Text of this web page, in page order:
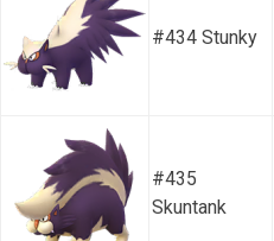
#434 Stunky
#435
Skuntank